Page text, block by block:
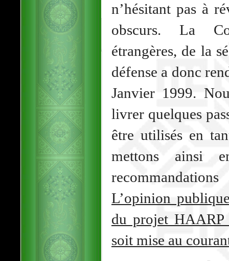
n’hésitant pas à
obscurs. La
étrangères, de la
défense a donc
Janvier 1999.
livrer quelques
être utilisés en
mettons ainsi
L’opinion
du projet HAARP
soit mise au